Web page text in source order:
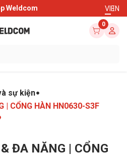
Weldcom VIEN
0
sự kiện
| CỔNG HÀN HN0630-S3F
ĐA NĂNG | CỔNG